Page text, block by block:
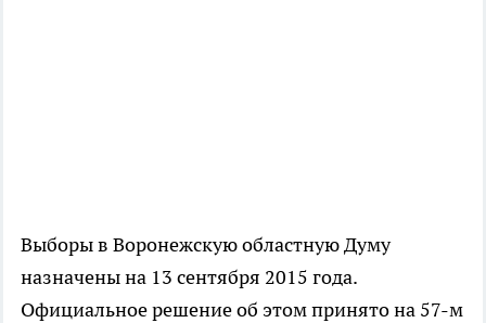
Выборы в Воронежскую областную Думу
назначены на 13 сентября 2015 года.
Официальное решение об этом принято на 57-м